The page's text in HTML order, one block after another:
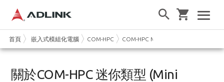
首頁 嵌入式模組化電腦 COM-HPC COM-HPC Mini
關於COM-HPC 迷你類型 (Mini